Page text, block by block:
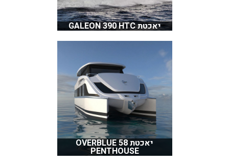
יאכטת GALEON 390 HTC
יאכטת OVERBLUE 58
PENTHOUSE